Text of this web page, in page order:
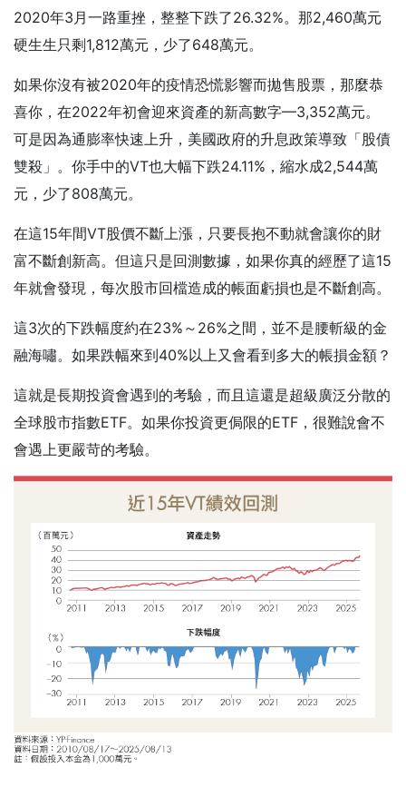
2020年3月一路重挫，整整下跌了26.32%。那2,460萬元
硬生生只剩1,812萬元，少了648萬元。
如果你沒有被2020年的疫情恐慌影響而拋售股票，那麼恭
喜你，在2022年初會迎來資產的新高數字—3,352萬元。
可是因為通膨率快速上升，美國政府的升息政策導致「股債
雙殺」。你手中的VT也大幅下跌24.11%，縮水成2,544萬
元，少了808萬元。
在這15年間VT股價不斷上漲，只要長抱不動就會讓你的財
富不斷創新高。但這只是回測數據，如果你真的經歷了這15
年就會發現，每次股市回檔造成的帳面虧損也是不斷創高。
這3次的下跌幅度約在23%～26%之間，並不是腰斬級的金
融海嘯。如果跌幅來到40%以上又會看到多大的帳損金額？
這就是長期投資會遇到的考驗，而且這還是超級廣泛分散的
全球股市指數ETF。如果你投資更侷限的ETF，很難說會不
會遇上更嚴苛的考驗。